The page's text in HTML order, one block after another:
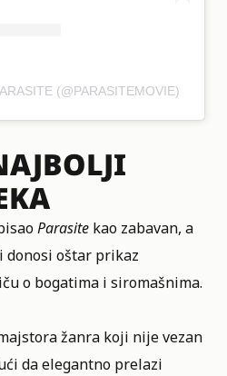
(@PARASITEMOVIE)
Parasite kao zabavan, a
oštar prikaz
o bogatima i siromašnima.
žanra koji nije vezan
da elegantno prelazi